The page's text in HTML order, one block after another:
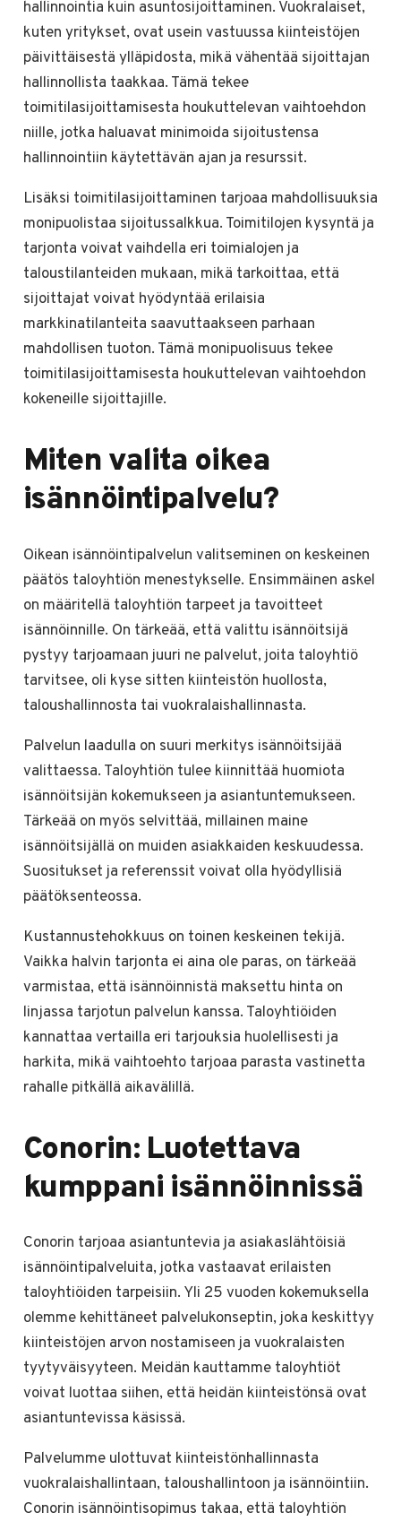
hallinnointia kuin asuntosijoittaminen. Vuokralaiset,
kuten yritykset, ovat usein vastuussa kiinteistöjen
päivittäisestä ylläpidosta, mikä vähentää sijoittajan
hallinnollista taakkaa. Tämä tekee
toimitilasijoittamisesta houkuttelevan vaihtoehdon
niille, jotka haluavat minimoida sijoitustensa
hallinnointiin käytettävän ajan ja resurssit.
Lisäksi toimitilasijoittaminen tarjoaa mahdollisuuksia
monipuolistaa sijoitussalkkua. Toimitilojen kysyntä ja
tarjonta voivat vaihdella eri toimialojen ja
taloustilanteiden mukaan, mikä tarkoittaa, että
sijoittajat voivat hyödyntää erilaisia
markkinatilanteita saavuttaakseen parhaan
mahdollisen tuoton. Tämä monipuolisuus tekee
toimitilasijoittamisesta houkuttelevan vaihtoehdon
kokeneille sijoittajille.
Miten valita oikea
isännöintipalvelu?
Oikean isännöintipalvelun valitseminen on keskeinen
päätös taloyhtiön menestykselle. Ensimmäinen askel
on määritellä taloyhtiön tarpeet ja tavoitteet
isännöinnille. On tärkeää, että valittu isännöitsijä
pystyy tarjoamaan juuri ne palvelut, joita taloyhtiö
tarvitsee, oli kyse sitten kiinteistön huollosta,
taloushallinnosta tai vuokralaishallinnasta.
Palvelun laadulla on suuri merkitys isännöitsijää
valittaessa. Taloyhtiön tulee kiinnittää huomiota
isännöitsijän kokemukseen ja asiantuntemukseen.
Tärkeää on myös selvittää, millainen maine
isännöitsijällä on muiden asiakkaiden keskuudessa.
Suositukset ja referenssit voivat olla hyödyllisiä
päätöksenteossa.
Kustannustehokkuus on toinen keskeinen tekijä.
Vaikka halvin tarjonta ei aina ole paras, on tärkeää
varmistaa, että isännöinnistä maksettu hinta on
linjassa tarjotun palvelun kanssa. Taloyhtiöiden
kannattaa vertailla eri tarjouksia huolellisesti ja
harkita, mikä vaihtoehto tarjoaa parasta vastinetta
rahalle pitkällä aikavälillä.
Conorin: Luotettava
kumppani isännöinnissä
Conorin tarjoaa asiantuntevia ja asiakaslähtöisiä
isännöintipalveluita, jotka vastaavat erilaisten
taloyhtiöiden tarpeisiin. Yli 25 vuoden kokemuksella
olemme kehittäneet palvelukonseptin, joka keskittyy
kiinteistöjen arvon nostamiseen ja vuokralaisten
tyytyväisyyteen. Meidän kauttamme taloyhtiöt
voivat luottaa siihen, että heidän kiinteistönsä ovat
asiantuntevissa käsissä.
Palvelumme ulottuvat kiinteistönhallinnasta
vuokralaishallintaan, taloushallintoon ja isännöintiin.
Conorin isännöintisopimus takaa, että taloyhtiön